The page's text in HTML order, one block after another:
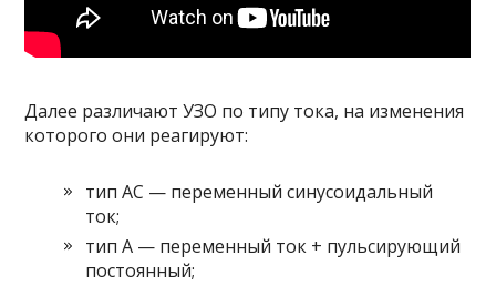
Далее различают УЗО по типу тока, на изменения
которого они реагируют:
тип AC — переменный синусоидальный
ток;
тип A — переменный ток + пульсирующий
постоянный;